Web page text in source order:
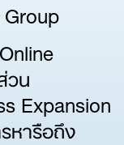
วน
Expansion
หารือถึง